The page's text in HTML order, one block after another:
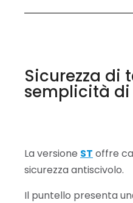
Sicurezza di
semplicità di
La versione ST offre
sicurezza antiscivolo.
Il puntello presenta